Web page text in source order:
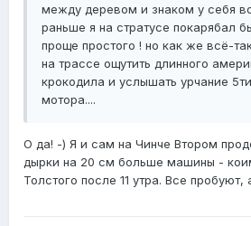
между деревом и знаком у себя
раньше я на стратусе покарябал
проще простого ! но как же всё-
на трассе ощутить длинного
крокодила и услышать урчание
мотора....
О да! -) Я и сам на Чинче Втором
дырки на 20 см больше машины -
Толстого после 11 утра. Все